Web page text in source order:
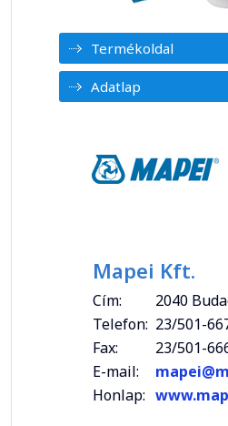
Termékoldal
Adatlap
Mapei Kft.
Cím:
2040
Telefon: 23/501-
Fax:
23/501-
E-mail:
Honlap: